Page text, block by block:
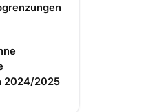
2024/2025